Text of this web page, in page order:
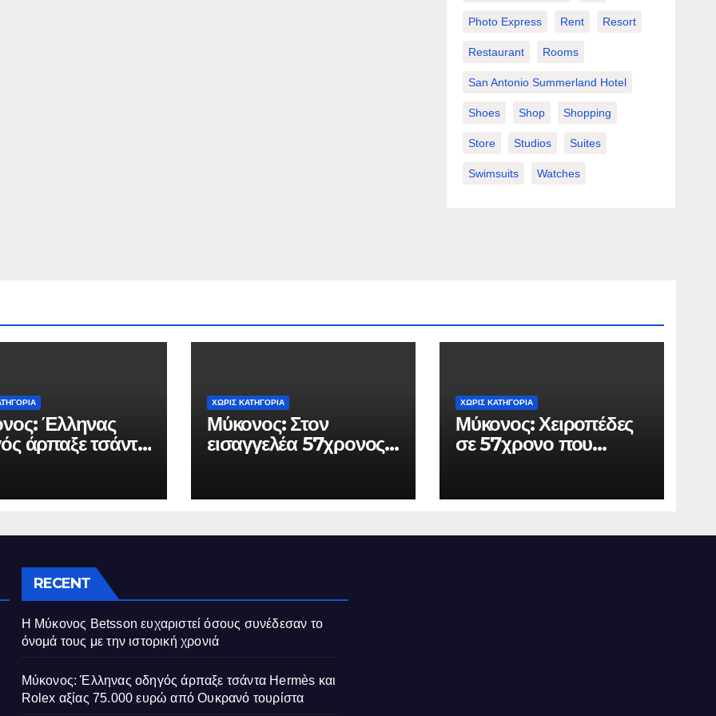
Photo Express Rent Resort
Restaurant Rooms
San Antonio Summerland Hotel
Shoes Shop Shopping
Store Studios Suites
Swimsuits Watches
Έλληνας
άρπαξε τσάντα
ΧΩΡΊΣ ΚΑΤΗΓΟΡΊΑ
Μύκονος: Στον
εισαγγελέα 57χρονος
ευρώ για να μην κάνει
ΧΩΡΊΣ ΚΑΤΗΓΟΡΊΑ
Μύκονος: Χειροπέδες
σε 57χρονο που
«θάψει» ψευδείς
RECENT
Η Μύκονος Betsson ευχαριστεί όσους συνέδεσαν το
όνομά τους με την ιστορική χρονιά
Μύκονος: Έλληνας οδηγός άρπαξε τσάντα Hermès και
Rolex αξίας 75.000 ευρώ από Ουκρανό τουρίστα